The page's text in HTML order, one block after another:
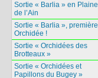
Sortie « Barlia » en Plaine
de l’Ain
Sortie « Barlia », première
Orchidée !
Sortie « Orchidées des
Brotteaux »
Sortie « Orchidées et
Papillons du Bugey »